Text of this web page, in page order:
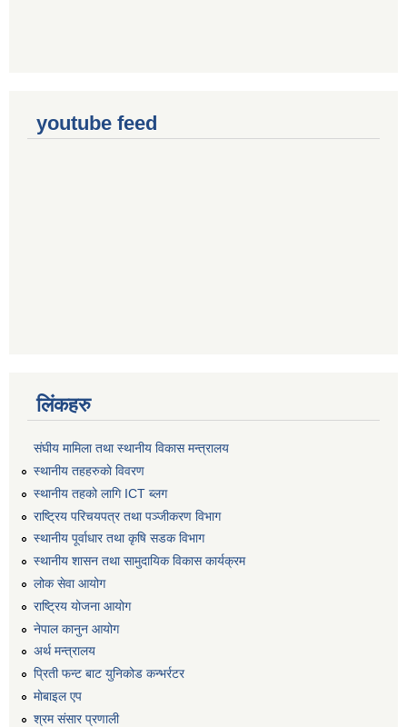
youtube feed
लिंकहरु
संघीय मामिला तथा स्थानीय विकास मन्त्रालय
स्थानीय तहहरुकाे विवरण
स्थानीय तहको लागि ICT ब्लग
राष्‍ट्रिय परिचयपत्र तथा पञ्‍जीकरण विभाग
स्थानीय पूर्वाधार तथा कृषि सडक विभाग
स्थानीय शासन तथा सामुदायिक विकास कार्यक्रम
लोक सेवा आयोग
राष्ट्रिय योजना आयोग
नेपाल कानुन आयोग
अर्थ मन्त्रालय
प्रिती फन्ट बाट युनिकोड कन्भर्रटर
माेबाइल एप
श्रम संसार प्रणाली